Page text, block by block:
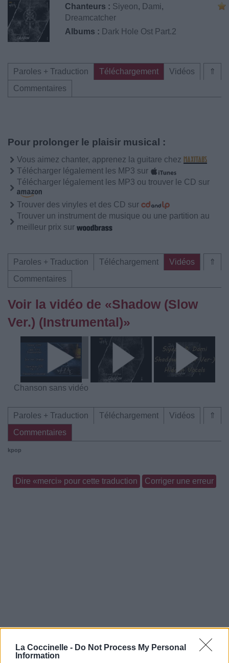
La Coccinelle - Do Not Process My Personal
Information
Chanteurs : Siyeon, Dami,
Dreamcatcher
Albums : Dark Hole Ost Part.2
⇑
Paroles + Traduction Téléchargement
Vidéos
Commentaires
Pour prolonger le plaisir musical :
Vous aimez chanter, apprenez la guitare chez
Télécharger légalement les MP3 sur
Télécharger légalement les MP3 ou trouver le CD sur
Trouver des vinyles et des CD sur
Trouver un instrument de musique ou une partition au
meilleur prix sur
⇑
Paroles + Traduction Téléchargement
Vidéos
Commentaires
Voir la vidéo de «Shadow (Slow
Ver.) (Instrumental)»
Chanson sans vidéo
⇑
Paroles + Traduction Téléchargement
Vidéos
Commentaires
kpop
Dire «merci» pour cette traduction Corriger une erreur